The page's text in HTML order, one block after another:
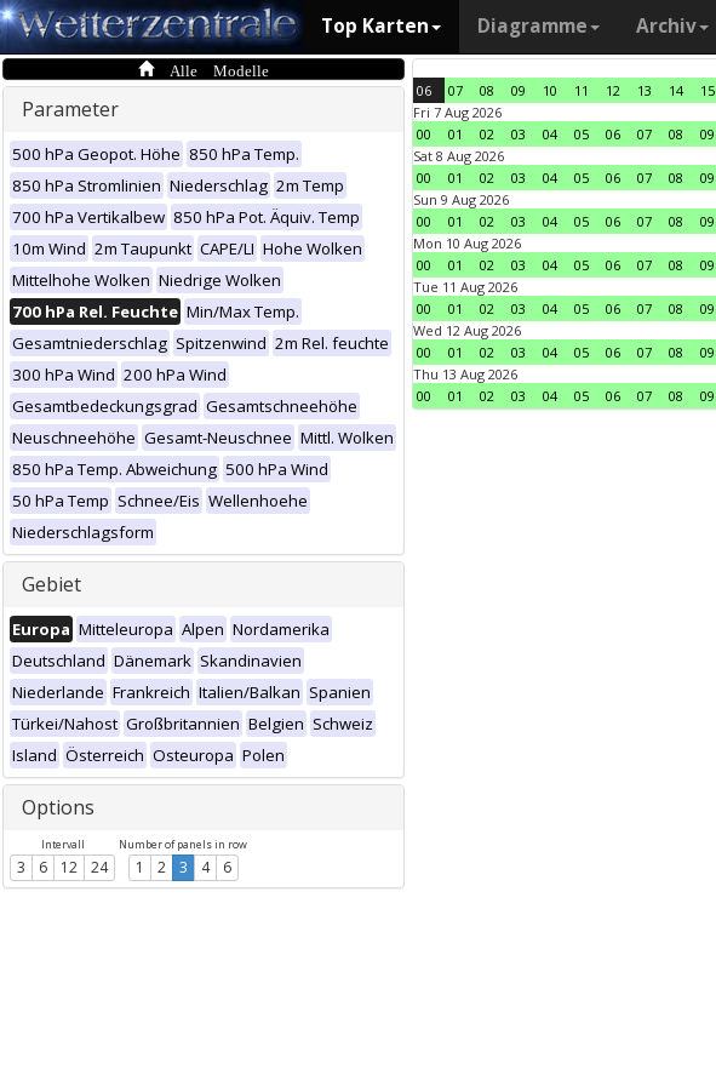
Top Karten Diagramme Archiv
Alle Modelle
Parameter
500 hPa Geopot. Höhe 850 hPa Temp.
850 hPa Stromlinien Niederschlag 2m Temp
700 hPa Vertikalbew 850 hPa Pot. Äquiv. Temp
10m Wind 2m Taupunkt CAPE/LI Hohe Wolken
Mittelhohe Wolken Niedrige Wolken
700 hPa Rel. Feuchte Min/Max Temp.
Gesamtniederschlag Spitzenwind 2m Rel. feuchte
300 hPa Wind 200 hPa Wind
Gesamtbedeckungsgrad Gesamtschneehöhe
Neuschneehöhe Gesamt-Neuschnee Mittl. Wolken
850 hPa Temp. Abweichung 500 hPa Wind
50 hPa Temp Schnee/Eis Wellenhoehe
Niederschlagsform
Gebiet
Europa Mitteleuropa Alpen Nordamerika
Deutschland Dänemark Skandinavien
Niederlande Frankreich Italien/Balkan Spanien
Türkei/Nahost Großbritannien Belgien Schweiz
Island Österreich Osteuropa Polen
Options
Intervall
3 6 12 24
Number of panels in row
1 2 3 4 6
06 07 08 09 10 11 12 13 14 15
Fri 7 Aug 2026
00
01 02 03 04 05 06 07 08 09
Sat 8 Aug 2026
00
01 02 03 04 05 06 07 08 09
Sun 9 Aug 2026
00
01 02 03 04 05 06 07 08 09
Mon 10 Aug 2026
00
01 02 03 04 05 06 07 08 09
Tue 11 Aug 2026
00
01 02 03 04 05 06 07 08 09
Wed 12 Aug 2026
00
01 02 03 04 05 06 07 08 09
Thu 13 Aug 2026
00
01 02 03 04 05 06 07 08 09